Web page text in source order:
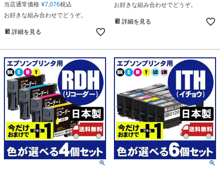
当店通常価格 ¥7,076税込
お好きな組み合わせでどうぞ。
詳細を見る
お好きな組み合わせでどうぞ。
詳細を見る